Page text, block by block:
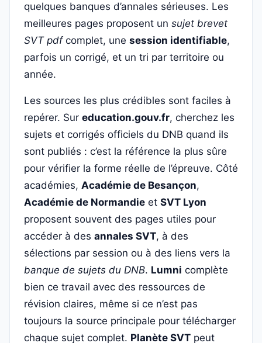
quelques banques d’annales sérieuses. Les
meilleures pages proposent un sujet brevet
SVT pdfcomplet, une session identifiable,
parfois un corrigé, et un tri par territoire ou
année.
Les sources les plus crédibles sont faciles à
repérer. Sur education.gouv.fr, cherchez les
sujets et corrigés officiels du DNB quand ils
sont publiés : c’est la référence la plus sûre
pour vérifier la forme réelle de l’épreuve. Côté
académies, Académie de Besançon,
Académie de Normandie et SVT Lyon
proposent souvent des pages utiles pour
accéder à des annales SVT, à des
sélections par session ou à des liens vers la
banque de sujets du DNB. Lumni complète
bien ce travail avec des ressources de
révision claires, même si ce n’est pas
toujours la source principale pour télécharger
chaque sujet complet. Planète SVT peut